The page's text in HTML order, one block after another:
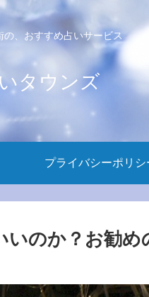
の、おすすめ占いサービス
タウンズ
プライバシーポリシ
いのか？お勧め